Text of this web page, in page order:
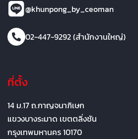
@khunpong_by_ceoman
02-447-9292 (สำนักงานใหญ่)
ที่ตั้ง
14 ม.17 ถ.กาญจนาภิเษก
แขวงบางระมาด เขตตลิ่งชัน
กรุงเทพมหานคร 10170